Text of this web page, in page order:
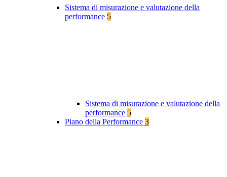
Sistema di misurazione e valutazione della
performance 5
Sistema di misurazione e valutazione della
performance 5
Piano della Performance 3